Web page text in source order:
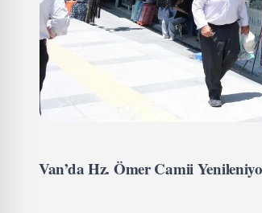
Van’da Hz. Ömer Camii